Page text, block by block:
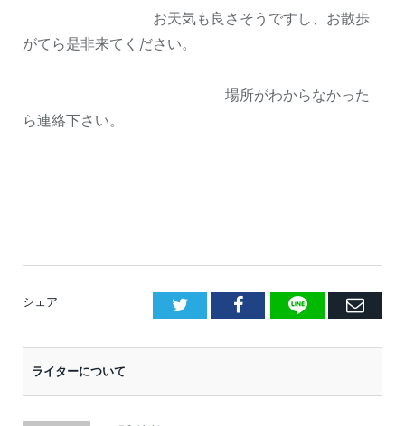
お天気も良さそうですし、お散歩
がてら是非来てください。
場所がわからなかった
ら連絡下さい。
シェア Facebook
LINE
E
ライターについて